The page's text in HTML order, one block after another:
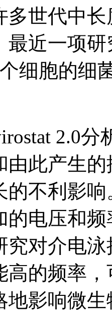
多世代中
最近一项
细胞的细
2.0
由此产生
的不利影
的电压和
究对介电
高的频率
地影响微